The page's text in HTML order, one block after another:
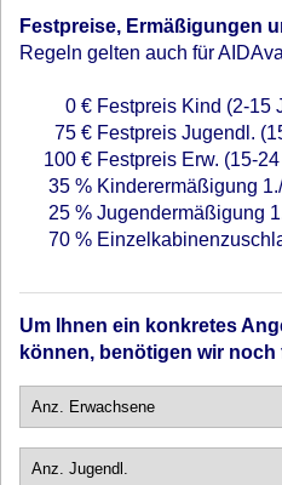
Festpreise, Ermäßigungen
Regeln gelten auch für
0 € Festpreis Kind (2-15
75 € Festpreis Jugendl.
100 € Festpreis Erw. (15-
35 % Kinderermäßigung
25 % Jugendermäßigung
70 %
Um Ihnen ein konkretes
können, benötigen wir noch